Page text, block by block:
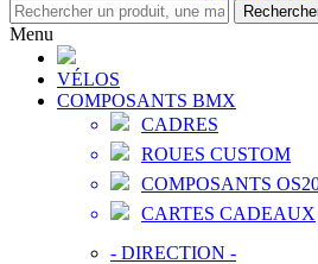
Menu
VÉLOS
COMPOSANTS BMX
CADRES
ROUES CUSTOM
COMPOSANTS
CARTES CADEAUX
- DIRECTION -